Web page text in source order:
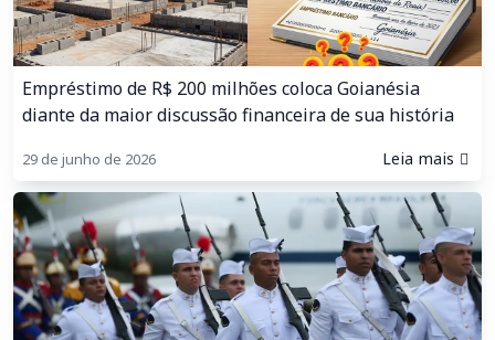
Empréstimo de R$ 200 milhões coloca Goianésia
diante da maior discussão financeira de sua história
29 de junho de 2026 Leia mais